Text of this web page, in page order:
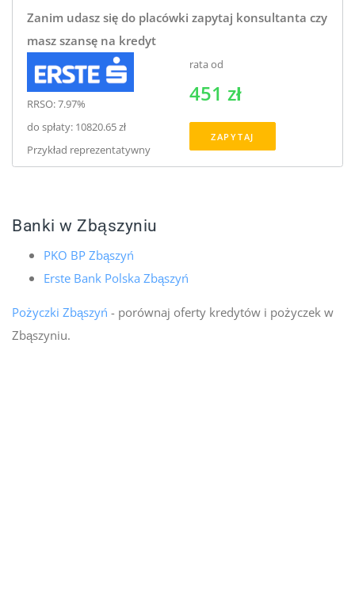
Zanim udasz się do placówki zapytaj konsultanta czy
masz szansę na kredyt
RRSO: 7.97%
do spłaty: 10820.65 zł
Przykład reprezentatywny
rata od
451 zł
ZAPYTAJ
Banki w Zbąszyniu
PKO BP Zbąszyń
Erste Bank Polska Zbąszyń
Pożyczki Zbąszyń - porównaj oferty kredytów i pożyczek w
Zbąszyniu.